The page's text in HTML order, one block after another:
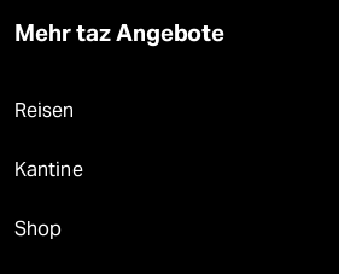
Mehr taz Angebote
Reisen
Kantine
Shop